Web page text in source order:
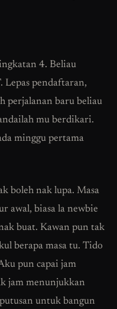
4. Beliau
Lepas pendaftaran,
perjalanan baru beliau
mu berdikari.
minggu pertama
boleh nak lupa. Masa
awal, biasa la newbie
buat. Kawan pun tak
berapa masa tu. Tido
pun capai jam
jam menunjukkan
untuk bangun